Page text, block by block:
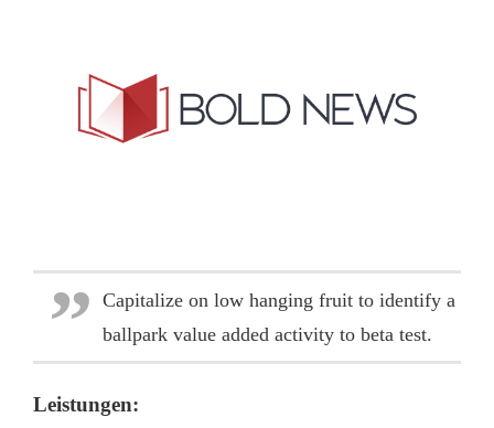
Capitalize on low hanging fruit to identify a
ballpark value added activity to beta test.
Leistungen: